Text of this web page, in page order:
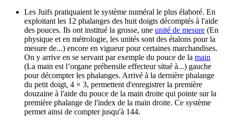
Les Juifs pratiquaient le système numéral le plus élaboré. En
exploitant les 12 phalanges des huit doigts décomptés à l'aide
des pouces. Ils ont institué la grosse, une unité de mesure (En
physique et en métrologie, les unités sont des étalons pour la
mesure de...) encore en vigueur pour certaines marchandises.
On y arrive en se servant par exemple du pouce de la main
(La main est l’organe préhensile effecteur situé à...) gauche
pour décompter les phalanges. Arrivé à la dernière phalange
du petit doigt, 4 × 3, permettent d'enregistrer la première
douzaine à l'aide du pouce de la main droite qui pointe sur la
première phalange de l'index de la main droite. Ce système
permet ainsi de compter jusqu'à 144.